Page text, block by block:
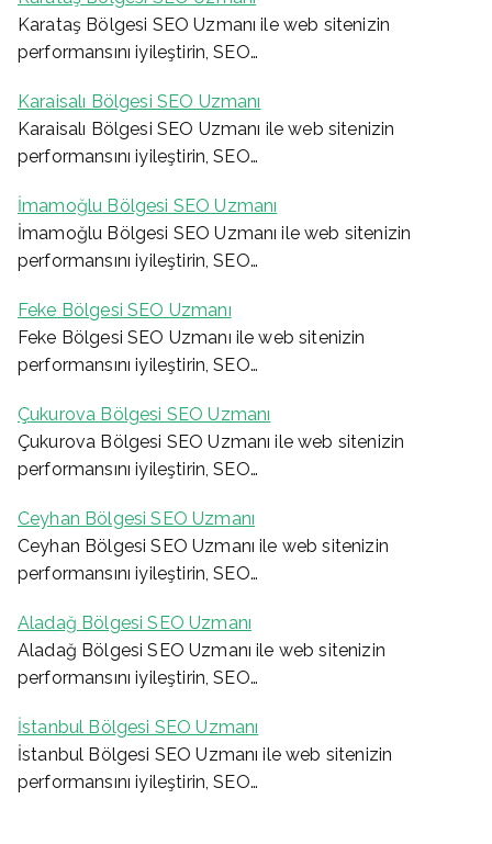
Karataş Bölgesi SEO Uzmanı ile web sitenizin
performansını iyileştirin, SEO…
Karaisalı Bölgesi SEO Uzmanı
Karaisalı Bölgesi SEO Uzmanı ile web sitenizin
performansını iyileştirin, SEO…
İmamoğlu Bölgesi SEO Uzmanı
İmamoğlu Bölgesi SEO Uzmanı ile web sitenizin
performansını iyileştirin, SEO…
Feke Bölgesi SEO Uzmanı
Feke Bölgesi SEO Uzmanı ile web sitenizin
performansını iyileştirin, SEO…
Çukurova Bölgesi SEO Uzmanı
Çukurova Bölgesi SEO Uzmanı ile web sitenizin
performansını iyileştirin, SEO…
Ceyhan Bölgesi SEO Uzmanı
Ceyhan Bölgesi SEO Uzmanı ile web sitenizin
performansını iyileştirin, SEO…
Aladağ Bölgesi SEO Uzmanı
Aladağ Bölgesi SEO Uzmanı ile web sitenizin
performansını iyileştirin, SEO…
İstanbul Bölgesi SEO Uzmanı
İstanbul Bölgesi SEO Uzmanı ile web sitenizin
performansını iyileştirin, SEO…